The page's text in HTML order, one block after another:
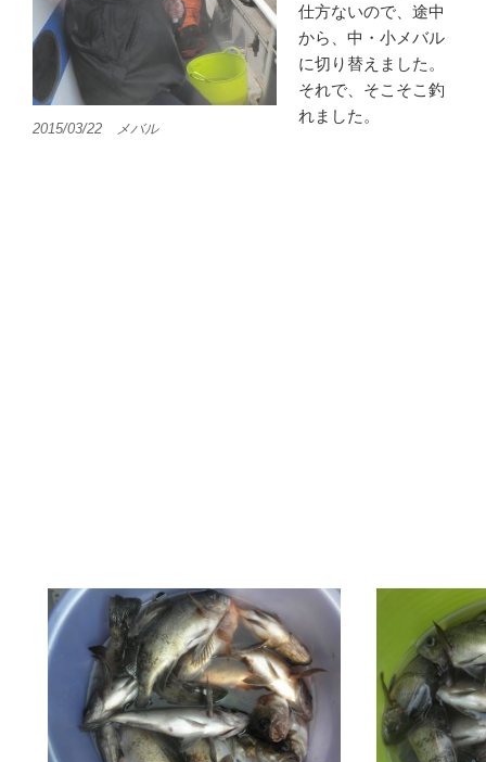
2015/03/22 メバル
仕方ないので、途中
から、中・小メバル
に切り替えました。
それで、そこそこ釣
れました。